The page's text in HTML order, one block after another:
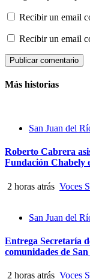
Recibir un email
Recibir un email
Más historias
San Juan del
Roberto Cabrera
Fundación Chabely
2 horas atrás Voces
San Juan del
Entrega Secretaría
comunidades de
2 horas atrás Voces